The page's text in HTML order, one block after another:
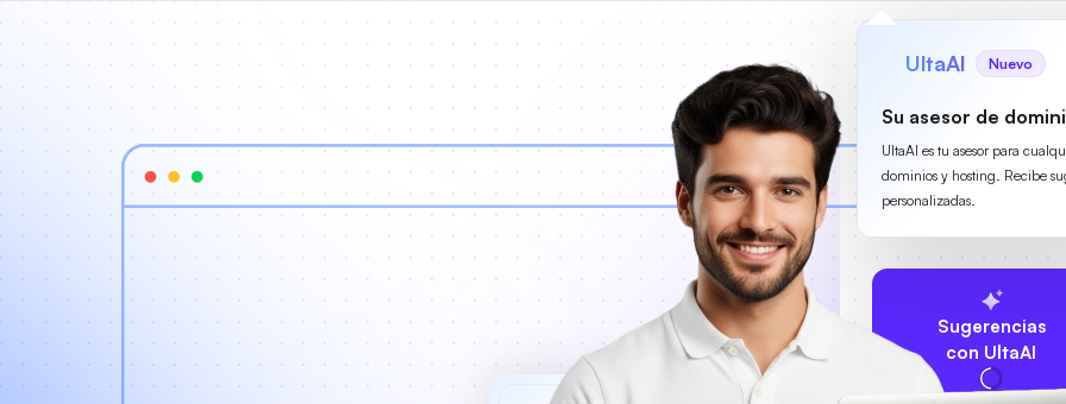
UltaAI Nuevo
Su asesor de
UltaAI es tu asesor para
dominios y hosting. Recibe
personalizadas.
Sugerencias
con UltaAI